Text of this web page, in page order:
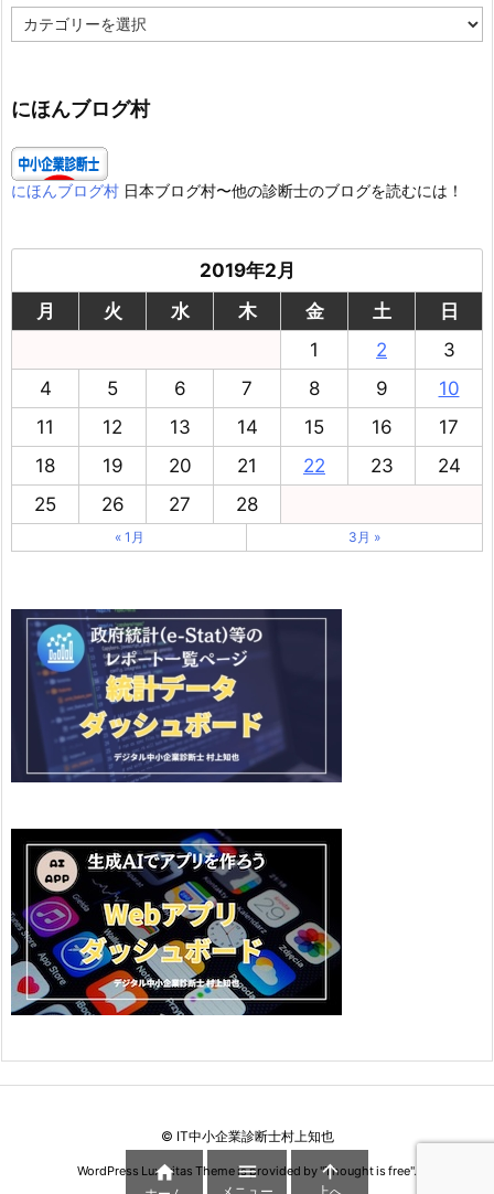
テ
ー
にほんブログ村
にほんブログ村 日本ブログ村〜他の診断士のブログを読むには！
2019年2月
月
火 水 木 金 土
日
1
2
3
4
5 6 7 8 9
10
11
12 13 14 15 16
17
18
19 20 21 22 23
24
25
26 27 28
« 1月 3月 »
© IT中小企業診断士村上知也
WordPress Luxeritas Theme is provided by "Thought is free".
 
メニュー

上へ